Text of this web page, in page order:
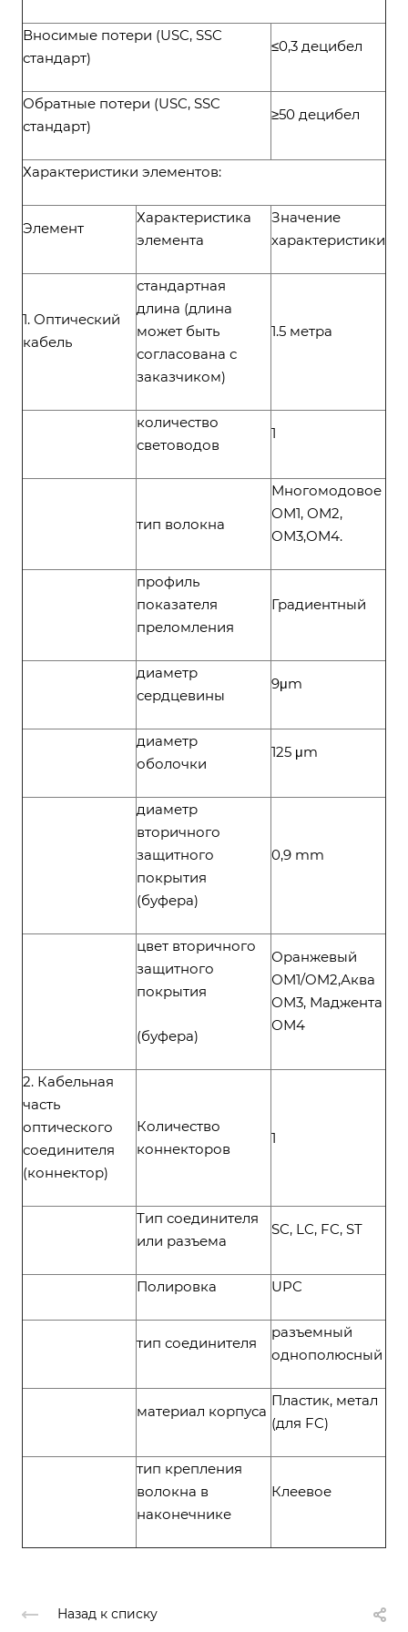
Вносимые потери (USC, SSC
стандарт)
≤0,3 децибел
Обратные потери (USC, SSC
стандарт)
≥50 децибел
Характеристики элементов:
Элемент
Характеристика
элемента
Значение
характеристики
1. Оптический
кабель
стандартная
длина (длина
может быть
согласована с
заказчиком)
1.5 метра
количество
световодов
1
тип волокна
Многомодовое
ОМ1, ОМ2,
ОМ3,ОМ4.
профиль
показателя
преломления
Градиентный
диаметр
сердцевины
9μm
диаметр
оболочки
125 μm
диаметр
вторичного
защитного
покрытия
(буфера)
0,9 mm
цвет вторичного
защитного
покрытия
(буфера)
Оранжевый
ОМ1/OM2,Аква
ОМ3, Маджента
ОМ4
2. Кабельная
часть
оптического
соединителя
(коннектор)
Количество
коннекторов
1
Тип соединителя
или разъема
SC, LC, FC, ST
Полировка UPC
тип соединителя
разъемный
однополюсный
материал корпуса
Пластик, метал
(для FC)
тип крепления
волокна в
наконечнике
Клеевое
Назад к списку